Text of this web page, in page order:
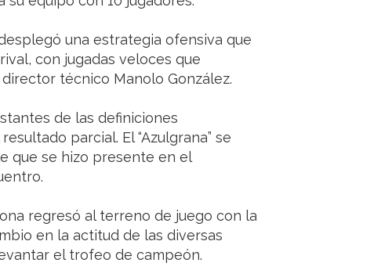
una estrategia ofensiva que
con jugadas veloces que
técnico Manolo González.
de las definiciones
parcial. El “Azulgrana” se
que se hizo presente en el
regresó al terreno de juego con la
en la actitud de las diversas
el trofeo de campeón.